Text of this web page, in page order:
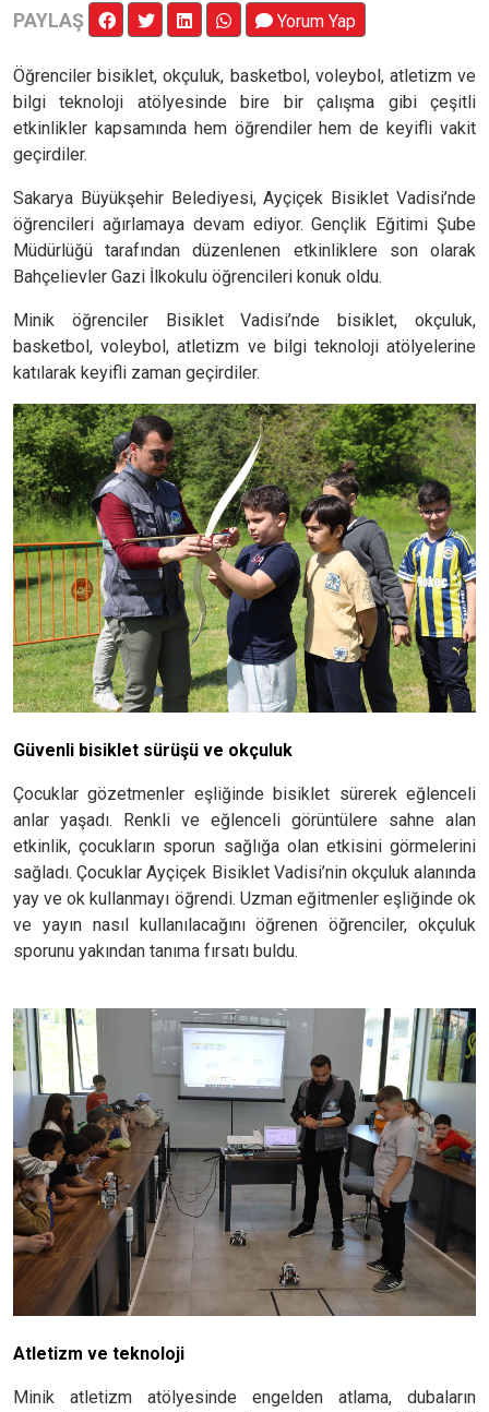
PAYLAŞ Yorum Yap
Öğrenciler bisiklet, okçuluk, basketbol, voleybol, atletizm ve
bilgi teknoloji atölyesinde bire bir çalışma gibi çeşitli
etkinlikler kapsamında hem öğrendiler hem de keyifli vakit
geçirdiler.
Sakarya Büyükşehir Belediyesi, Ayçiçek Bisiklet Vadisi’nde
öğrencileri ağırlamaya devam ediyor. Gençlik Eğitimi Şube
Müdürlüğü tarafından düzenlenen etkinliklere son olarak
Bahçelievler Gazi İlkokulu öğrencileri konuk oldu.
Minik öğrenciler Bisiklet Vadisi’nde bisiklet, okçuluk,
basketbol, voleybol, atletizm ve bilgi teknoloji atölyelerine
katılarak keyifli zaman geçirdiler.
Güvenli bisiklet sürüşü ve okçuluk
Çocuklar gözetmenler eşliğinde bisiklet sürerek eğlenceli
anlar yaşadı. Renkli ve eğlenceli görüntülere sahne alan
etkinlik, çocukların sporun sağlığa olan etkisini görmelerini
sağladı. Çocuklar Ayçiçek Bisiklet Vadisi’nin okçuluk alanında
yay ve ok kullanmayı öğrendi. Uzman eğitmenler eşliğinde ok
ve yayın nasıl kullanılacağını öğrenen öğrenciler, okçuluk
sporunu yakından tanıma fırsatı buldu.
Atletizm ve teknoloji
Minik atletizm atölyesinde engelden atlama, dubaların